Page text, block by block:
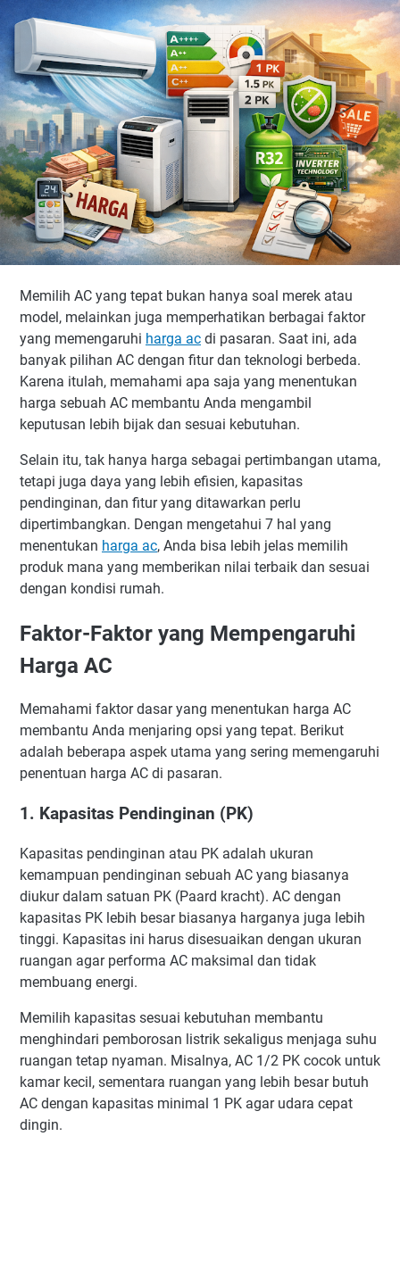
Memilih AC yang tepat bukan hanya soal merek atau
model, melainkan juga memperhatikan berbagai faktor
yang memengaruhi harga ac di pasaran. Saat ini, ada
banyak pilihan AC dengan fitur dan teknologi berbeda.
Karena itulah, memahami apa saja yang menentukan
harga sebuah AC membantu Anda mengambil
keputusan lebih bijak dan sesuai kebutuhan.
Selain itu, tak hanya harga sebagai pertimbangan utama,
tetapi juga daya yang lebih efisien, kapasitas
pendinginan, dan fitur yang ditawarkan perlu
dipertimbangkan. Dengan mengetahui 7 hal yang
menentukan harga ac, Anda bisa lebih jelas memilih
produk mana yang memberikan nilai terbaik dan sesuai
dengan kondisi rumah.
Faktor-Faktor yang Mempengaruhi
Harga AC
Memahami faktor dasar yang menentukan harga AC
membantu Anda menjaring opsi yang tepat. Berikut
adalah beberapa aspek utama yang sering memengaruhi
penentuan harga AC di pasaran.
1. Kapasitas Pendinginan (PK)
Kapasitas pendinginan atau PK adalah ukuran
kemampuan pendinginan sebuah AC yang biasanya
diukur dalam satuan PK (Paard kracht). AC dengan
kapasitas PK lebih besar biasanya harganya juga lebih
tinggi. Kapasitas ini harus disesuaikan dengan ukuran
ruangan agar performa AC maksimal dan tidak
membuang energi.
Memilih kapasitas sesuai kebutuhan membantu
menghindari pemborosan listrik sekaligus menjaga suhu
ruangan tetap nyaman. Misalnya, AC 1/2 PK cocok untuk
kamar kecil, sementara ruangan yang lebih besar butuh
AC dengan kapasitas minimal 1 PK agar udara cepat
dingin.